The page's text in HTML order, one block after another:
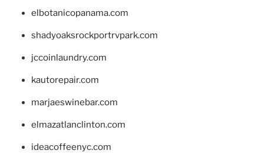
elbotanicopanama.com
shadyoaksrockportrvpark.com
jccoinlaundry.com
kautorepair.com
marjaeswinebar.com
elmazatlanclinton.com
ideacoffeenyc.com